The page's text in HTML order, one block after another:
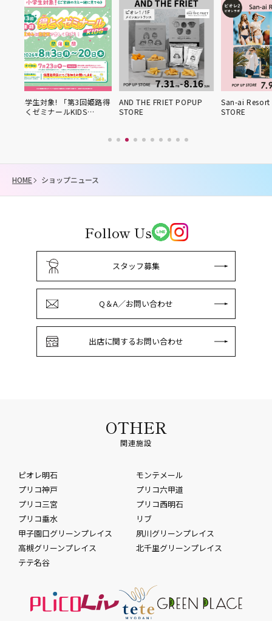
! 「第3回姫路得
ールKIDS…
AND THE FRIET POPUP
STORE
San-ai Resort POPUP
HOME ショップニュース
Follow Us
スタッフ募集
Q＆A／お問い合わせ
出店に関するお問い合わせ
OTHER
関連施設
ピオレ明石
モンテメール
プリコ神戸
プリコ六甲道
プリコ三宮
プリコ西明石
プリコ垂水
リブ
甲子園口グリーンプレイス
夙川グリーンプレイス
高槻グリーンプレイス
北千里グリーンプレイス
テテ名谷